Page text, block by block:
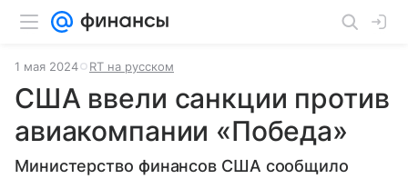
1 мая 2024 RT на русском
США ввели санкции против
авиакомпании «Победа»
Министерство финансов США сообщило